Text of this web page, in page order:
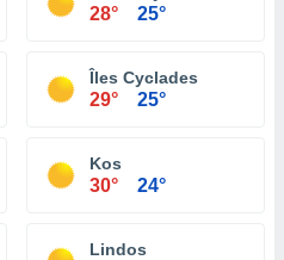
28° 25°
Îles Cyclades
29° 25°
Kos
30° 24°
Lindos